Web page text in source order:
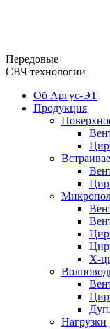
Передовые
СВЧ технологии
Об Аргус-ЭТ
Продукция
Х-
Нагрузки